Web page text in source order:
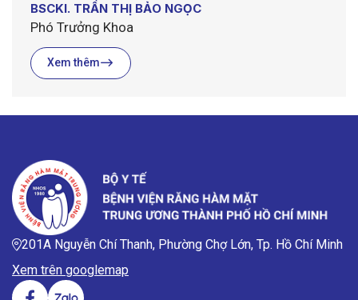
BSCKI. TRẦN THỊ BẢO NGỌC
Phó Trưởng Khoa
Xem thêm
201A Nguyễn Chí Thanh, Phường Chợ Lớn, Tp. Hồ Chí Minh
Xem trên googlemap